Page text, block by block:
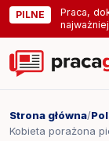
PILNE
Praca,
Strona główna/
Kobieta porażona